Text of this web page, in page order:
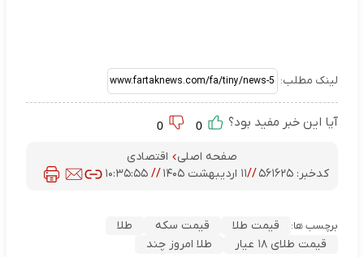
لینک مطلب:
آیا این خبر مفید بود؟
صفحه اصلی
اقتصادی
کدخبر: ۵۶۱۶۲۵ //۱۱ اردیبهشت ۱۴۰۵ // ۱۰:۳۵:۵۵
برچسب ها: قیمت طلا قیمت سکه
طلا
قیمت طلای ۱۸ عیار
طلا امروز چند